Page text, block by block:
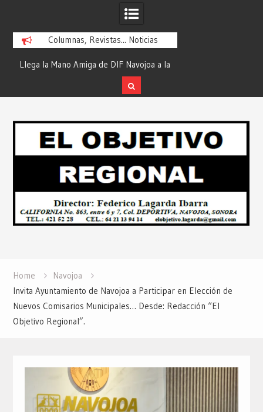
Columnas, Revistas... Noticias
Llega la Mano Amiga de DIF Navojoa a la
Ampliación Beltrones con la Feria de
Servicios… Desde: Redacción “El
Redacción “El
Home
Navojoa
Invita Ayuntamiento de Navojoa a Participar en Elección de
Nuevos Comisarios Municipales… Desde: Redacción “El
Objetivo Regional”.